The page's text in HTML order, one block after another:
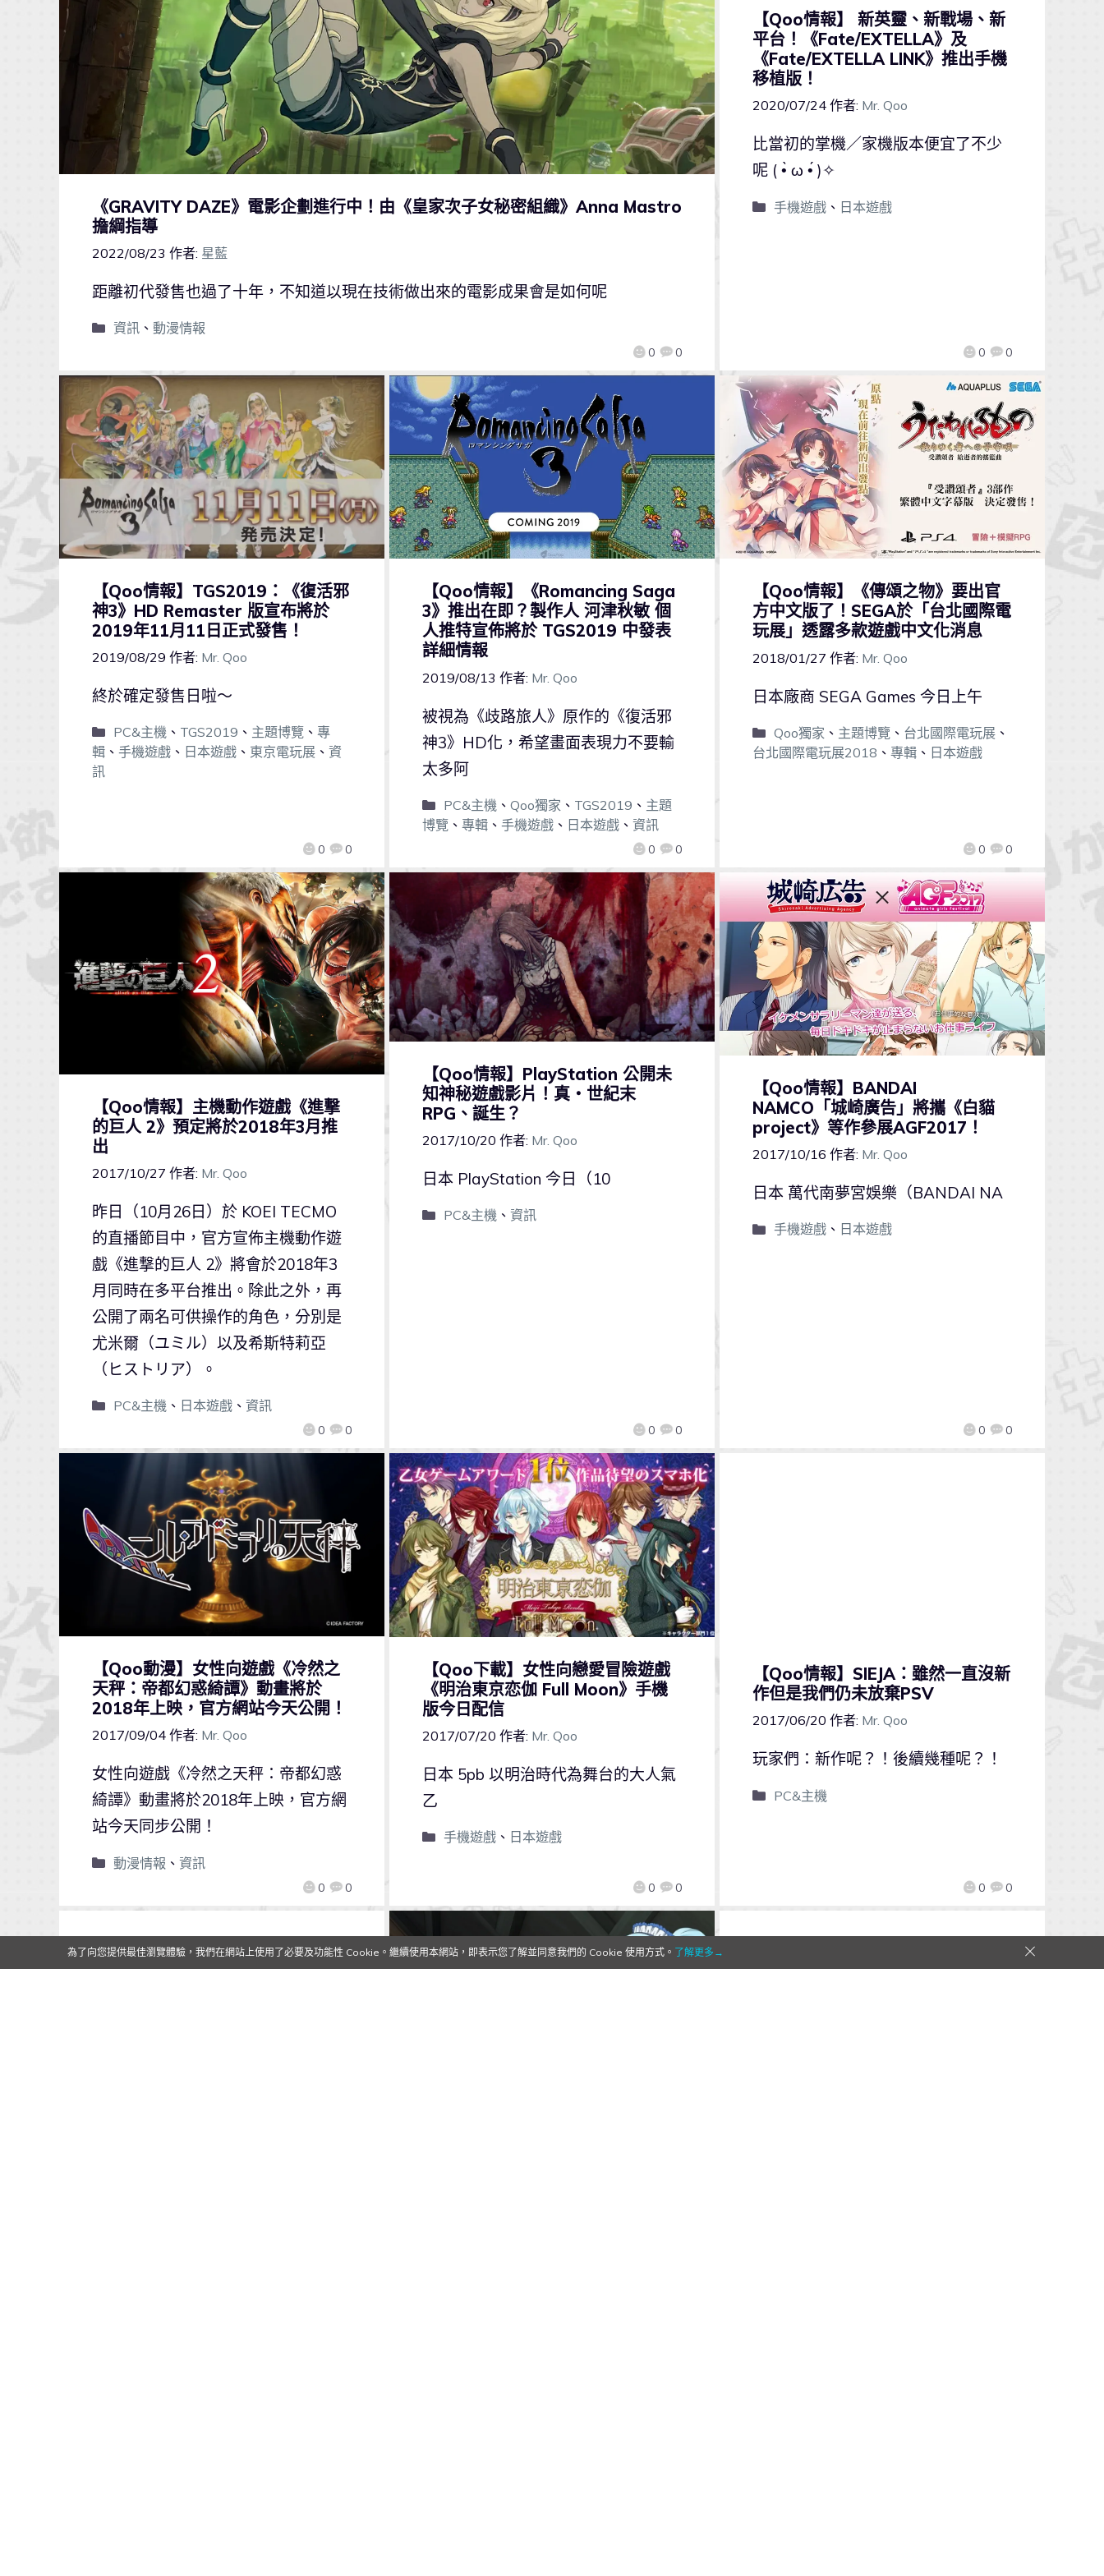
《GRAVITY DAZE》電影企劃進行中！由《皇家次子女秘密組織》Anna Mastro
擔綱指導
2022/08/23 作者: 星藍
0 0
距離初代發售也過了十年，不知道以現在技術做出來的電影成果會是如何呢
資訊、 動漫情報
【Qoo情報】 新英靈、新戰場、新
平台！《Fate/EXTELLA》及
《Fate/EXTELLA LINK》推出手機
移植版！
2020/07/24 作者: Mr. Qoo
0 0
比當初的掌機／家機版本便宜了不少
呢 ( •̀ ω •́ )✧
手機遊戲、 日本遊戲
【Qoo情報】TGS2019：《復活邪
神3》HD Remaster 版宣布將於
2019年11月11日正式發售！
2019/08/29 作者: Mr. Qoo
0 0
終於確定發售日啦～
PC&主機 、 TGS2019 、 主題博覽、 專
輯 、 手機遊戲 、 日本遊戲 、 東京電玩展 、 資
訊
【Qoo情報】《Romancing Saga
3》推出在即？製作人 河津秋敏 個
人推特宣佈將於 TGS2019 中發表
詳細情報
2019/08/13 作者: Mr. Qoo
0 0
被視為《歧路旅人》原作的《復活邪
神3》HD化，希望畫面表現力不要輸
太多阿
PC&主機 、 Qoo獨家 、 TGS2019 、 主題
博覽、 專輯、 手機遊戲、 日本遊戲、 資訊
【Qoo情報】《傳頌之物》要出官
方中文版了！SEGA於「台北國際電
玩展」透露多款遊戲中文化消息
2018/01/27 作者: Mr. Qoo
0 0
日本廠商 SEGA Games 今日上午
Qoo獨家 、 主題博覽、 台北國際電玩展、
台北國際電玩展2018 、 專輯、 日本遊戲
【Qoo情報】主機動作遊戲《進撃
的巨人 2》預定將於2018年3月推
出
2017/10/27 作者: Mr. Qoo
0 0
昨日（10月26日）於 KOEI TECMO
的直播節目中，官方宣佈主機動作遊
戲《進撃的巨人 2》將會於2018年3
月同時在多平台推出。除此之外，再
公開了兩名可供操作的角色，分別是
尤米爾（ユミル）以及希斯特莉亞
（ヒストリア）。
PC&主機、 日本遊戲、 資訊
【Qoo情報】PlayStation 公開未
知神秘遊戲影片！真・世紀末
RPG、誕生？
2017/10/20 作者: Mr. Qoo
0 0
日本 PlayStation 今日（10
PC&主機、 資訊
【Qoo情報】BANDAI
NAMCO「城崎廣告」將攜《白貓
project》等作參展AGF2017！
2017/10/16 作者: Mr. Qoo
0 0
日本 萬代南夢宮娛樂（BANDAI NA
手機遊戲、 日本遊戲
【Qoo動漫】女性向遊戲《冷然之
天秤：帝都幻惑綺譚》動畫將於
2018年上映，官方網站今天公開！
2017/09/04 作者: Mr. Qoo
0 0
女性向遊戲《冷然之天秤：帝都幻惑
綺譚》動畫將於2018年上映，官方網
站今天同步公開！
動漫情報 、 資訊
【Qoo下載】女性向戀愛冒險遊戲
《明治東京恋伽 Full Moon》手機
版今日配信
2017/07/20 作者: Mr. Qoo
0 0
日本 5pb 以明治時代為舞台的大人氣
乙
手機遊戲、 日本遊戲
【Qoo情報】SIEJA：雖然一直沒新
作但是我們仍未放棄PSV
2017/06/20 作者: Mr. Qoo
0 0
玩家們：新作呢？！後續幾種呢？！
PC&主機
為了向您提供最佳瀏覽體驗，我們在網站上使用了必要及功能性 Cookie。繼續使用本網站，即表示您了解並同意我們的 Cookie 使用方式。 了解更多→